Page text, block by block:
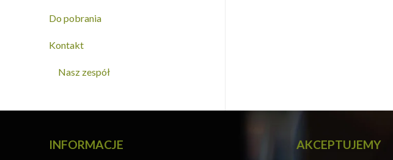
Do pobrania
Kontakt
Nasz zespół
INFORMACJE AKCEPTUJEMY